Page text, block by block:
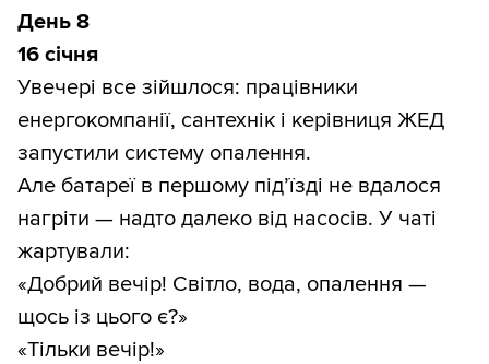
День 8
16 січня
Увечері все зійшлося: працівники
енергокомпанії, сантехнік і керівниця ЖЕД
запустили систему опалення.
Але батареї в першому під’їзді не вдалося
нагріти — надто далеко від насосів. У чаті
жартували:
«Добрий вечір! Світло, вода, опалення —
щось із цього є?»
«Тільки вечір!»